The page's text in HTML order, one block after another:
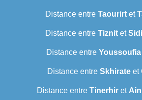
Distance entre Taourirtet
Distance entre Tiznitet
Distance entre Youssoufia
Distance entre Skhirate et
Distance entre Tinerhiret